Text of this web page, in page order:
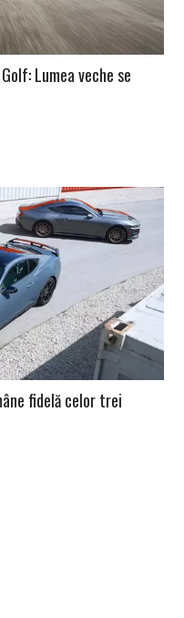
Lumea veche se
fidelă celor trei